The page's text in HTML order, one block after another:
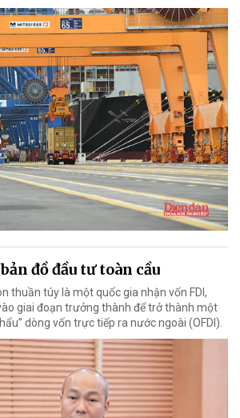
đồ đầu tư toàn cầu
thuần túy là một quốc gia nhận vốn FDI,
giai đoạn trưởng thành để trở thành một
dòng vốn trực tiếp ra nước ngoài (OFDI).